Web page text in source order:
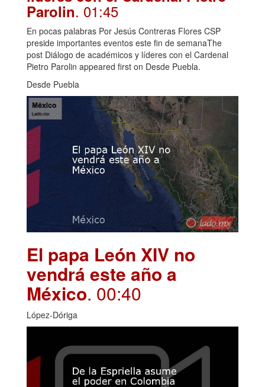
Parolin. 01:45
En pocas palabras Por Jesús Contreras Flores CSP
preside importantes eventos este fin de semanaThe
post Diálogo de académicos y líderes con el Cardenal
Pietro Parolin appeared first on Desde Puebla.
Desde Puebla
El papa León XIV no
vendrá este año a
México. 00:40
López-Dóriga